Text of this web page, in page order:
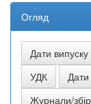
Огляд